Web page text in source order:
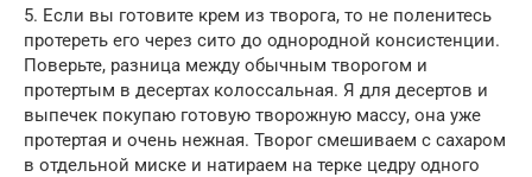
5. Если вы готовите крем из творога, то не поленитесь
протереть его через сито до однородной консистенции.
Поверьте, разница между обычным творогом и
протертым в десертах колоссальная. Я для десертов и
выпечек покупаю готовую творожную массу, она уже
протертая и очень нежная. Творог смешиваем с сахаром
в отдельной миске и натираем на терке цедру одного